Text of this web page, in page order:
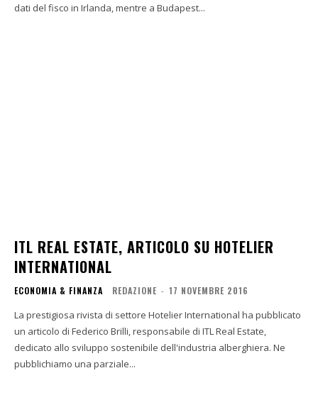
dati del fisco in Irlanda, mentre a Budapest...
ITL REAL ESTATE, ARTICOLO SU HOTELIER
INTERNATIONAL
ECONOMIA & FINANZA REDAZIONE - 17 NOVEMBRE 2016
La prestigiosa rivista di settore Hotelier International ha pubblicato
un articolo di Federico Brilli, responsabile di ITL Real Estate,
dedicato allo sviluppo sostenibile dell'industria alberghiera. Ne
pubblichiamo una parziale...